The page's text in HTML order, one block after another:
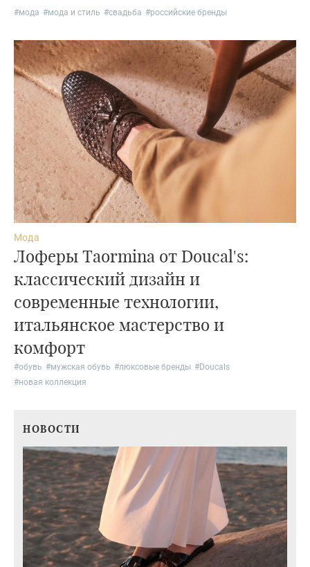
#мода #мода и стиль #свадьба #российские бренды
Мода
Лоферы Taormina от Doucal's:
классический дизайн и
современные технологии,
итальянское мастерство и
комфорт
#обувь #мужская обувь #люксовые бренды #Doucals
#новая коллекция
НОВОСТИ